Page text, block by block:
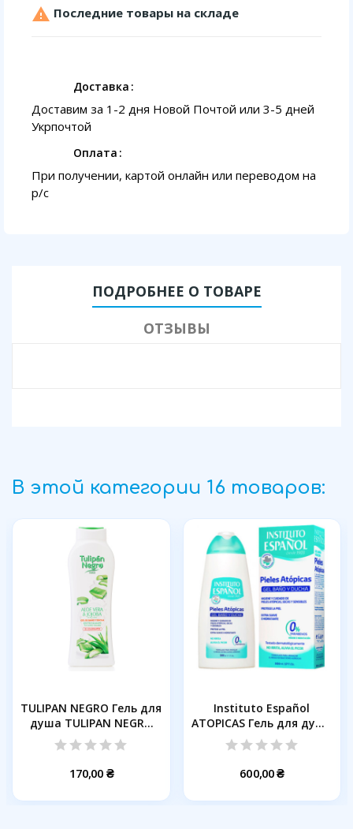
 Последние товары на складе
Доставка
Доставим за 1-2 дня Новой Почтой или 3-5 дней
Укрпочтой
Оплата
При получении, картой онлайн или переводом на
p/с
ПОДРОБНЕЕ О ТОВАРЕ
ОТЗЫВЫ
В этой категории 16 товаров:
TULIPAN NEGRO Гель для
душа TULIPAN NEGRO
Алое...
170,00 ₴
Instituto Español
ATOPICAS Гель для душу
для...
600,00 ₴